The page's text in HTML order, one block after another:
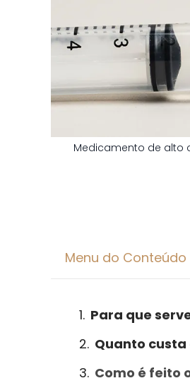
Medicamento de alto
Menu do Conteúdo
Para que
Quanto custa
Como é feito